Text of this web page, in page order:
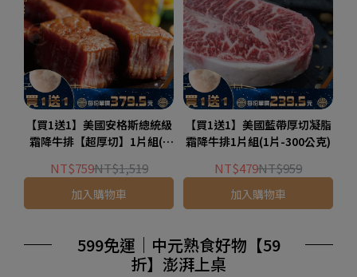
【買1送1】美國安格斯總統級
霜降牛排【超厚切】1片組(1
NT$759NT$1,519
加入購物車
【買1送1】美國藍帶厚切凝脂
霜降牛排1片組(1片-300公克)
NT$479NT$959
加入購物車
599免運｜中元熟食好物【59
折】澎湃上桌